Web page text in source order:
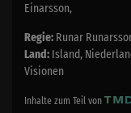
Einarsson,
Regie: Runar
Land: Island,
Visionen
Inhalte zum Teil von